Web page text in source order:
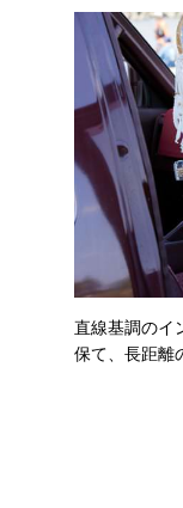
直線基調のイ
保て、長距離